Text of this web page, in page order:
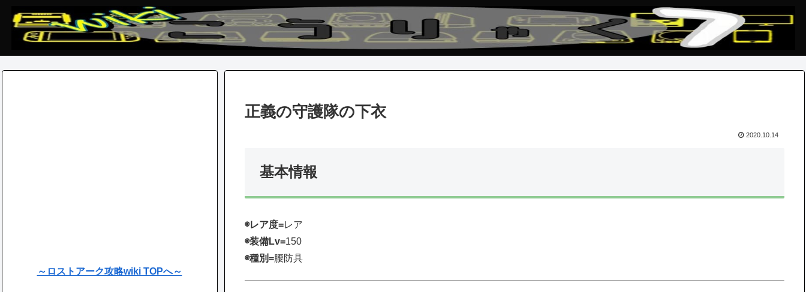
正義の守護隊の下衣
2020.10.14
基本情報
◉レア度=レア
◉装備Lv=150
◉種別=腰防具
～ロストアーク攻略wiki TOPへ～